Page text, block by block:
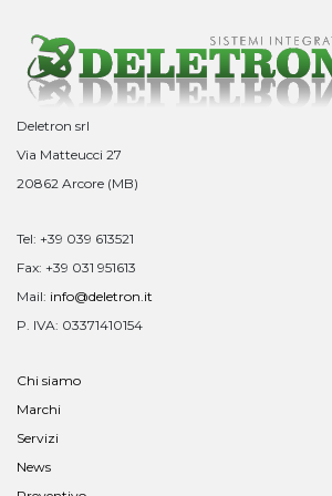
Deletron srl
Via Matteucci 27
20862 Arcore (MB)
Tel: +39 039 613521
Fax: +39 031 951613
Mail: info@deletron.it
P. IVA: 03371410154
Chi siamo
Marchi
Servizi
News